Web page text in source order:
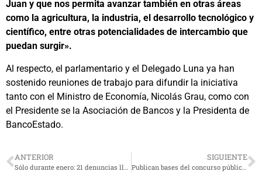
Juan y que nos permita avanzar también en otras áreas
como la agricultura, la industria, el desarrollo tecnológico y
científico, entre otras potencialidades de intercambio que
puedan surgir».
Al respecto, el parlamentario y el Delegado Luna ya han
sostenido reuniones de trabajo para difundir la iniciativa
tanto con el Ministro de Economía, Nicolás Grau, como con
el Presidente se la Asociación de Bancos y la Presidenta de
BancoEstado.
ANTERIOR
Sólo durante enero: 21 denuncias lleva la región de Coquimbo por acceso libre a las playas
SIGUIENTE
Publican bases del concurso público «Última Milla» que beneficiará a 43 localidades de la región de Coquimbo